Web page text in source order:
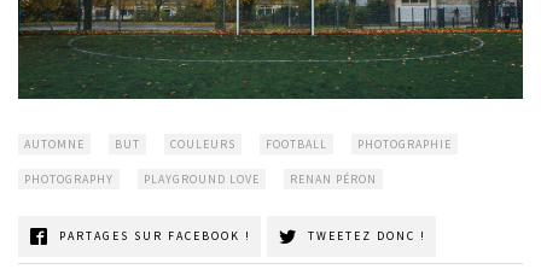
AUTOMNE BUT COULEURS FOOTBALL PHOTOGRAPHIE
PHOTOGRAPHY PLAYGROUND LOVE RENAN PÉRON
PARTAGES SUR FACEBOOK ! TWEETEZ DONC !